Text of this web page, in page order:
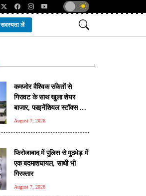
सदस्यता लें
कमजोर वैश्विक संकेतों से
गिरावट के साथ खुला शेयर
बाजार, फाइनेंशियल स्टॉक्स पर
दबाव
August 7, 2026
फिरोजाबाद में पुलिस से मुठभेड़ में
एक बदमाशघायल, साथी भी
गिरफ्तार
August 7, 2026